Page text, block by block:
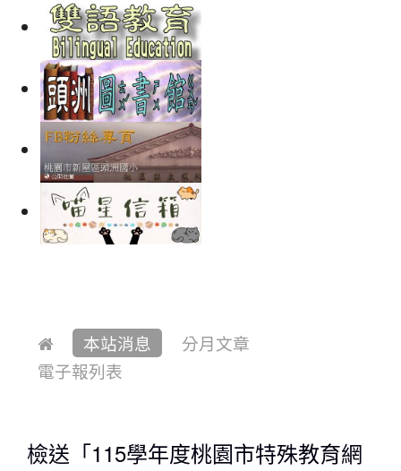
本站消息
分月文章
電子報列表
檢送「115學年度桃園市特殊教育網